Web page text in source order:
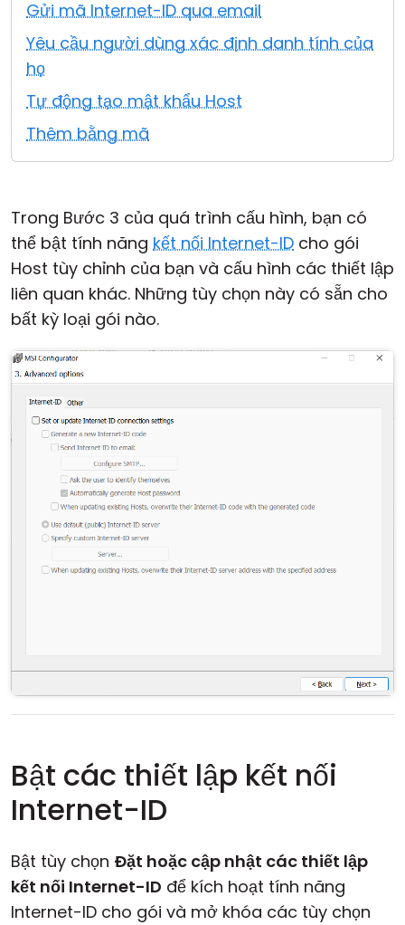
Gửi mã Internet-ID qua email
Yêu cầu người dùng xác định danh tính của
họ
Tự động tạo mật khẩu Host
Thêm bằng mã
Trong Bước 3 của quá trình cấu hình, bạn có
thể bật tính năng kết nối Internet-ID cho gói
Host tùy chỉnh của bạn và cấu hình các thiết lập
liên quan khác. Những tùy chọn này có sẵn cho
bất kỳ loại gói nào.
Bật các thiết lập kết nối
Internet-ID
Bật tùy chọn Đặt hoặc cập nhật các thiết lập
kết nối Internet-ID để kích hoạt tính năng
Internet-ID cho gói và mở khóa các tùy chọn
Đám mây & Tại chỗ